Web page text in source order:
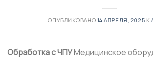
ОПУБЛИКОВАНО 14 АПРЕЛЯ, 2025 К
Обработка с ЧПУМедицинское